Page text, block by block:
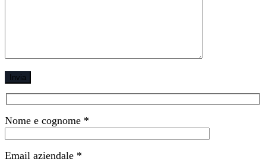
Nome e cognome *
Email aziendale *